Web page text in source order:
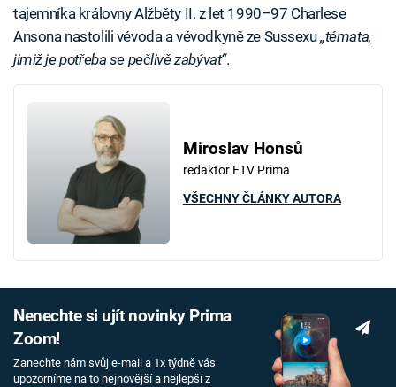
tajemníka královny Alžběty II. z let 1990–97 Charlese
Ansona nastolili vévoda a vévodkyně ze Sussexu„témata,
jimiž je potřeba se pečlivě zabývat“.
Miroslav Honsů
redaktor FTV Prima
VŠECHNY ČLÁNKY AUTORA
Nenechte si ujít novinky Prima
Zoom!
Zanechte nám svůj e-mail a 1x týdně vás
upozorníme na to nejnovější a nejlepší z